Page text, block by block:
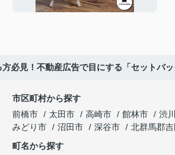
必見！不動産広告で目にする「セットバ
市区町村から探す
前橋市
太田市 高崎市 館林市 渋
みどり市
沼田市 深谷市
北群馬郡
町名から探す